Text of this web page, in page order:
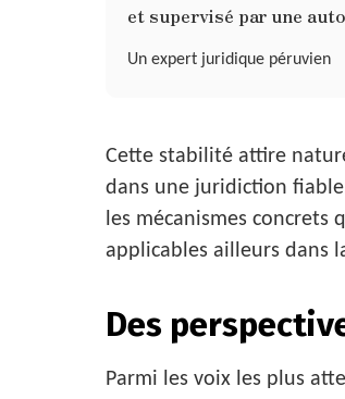
et supervisé par une
Un expert juridique péruvien
Cette stabilité attire
dans une juridiction
les mécanismes
applicables ailleurs dans
Des
Parmi les voix les plus